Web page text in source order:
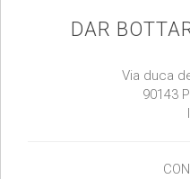
DAR
Via duca
90143